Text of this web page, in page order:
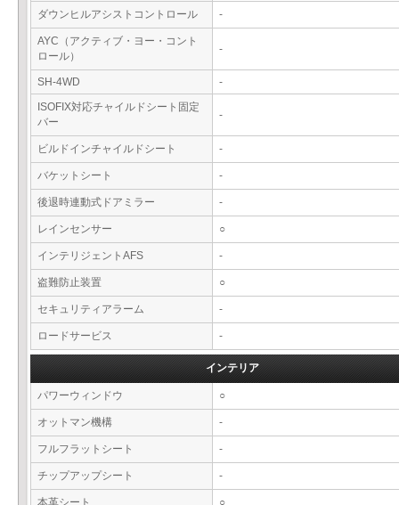
ダウンヒルアシストコントロール -
AYC（アクティブ・ヨー・コント
ロール）
-
SH-4WD
-
ISOFIX対応チャイルドシート固定
バー
-
ビルドインチャイルドシート -
バケットシート -
後退時連動式ドアミラー -
レインセンサー ○
インテリジェントAFS -
盗難防止装置 ○
セキュリティアラーム -
ロードサービス -
インテリア
パワーウィンドウ ○
オットマン機構 -
フルフラットシート -
チップアップシート -
本革シート ○